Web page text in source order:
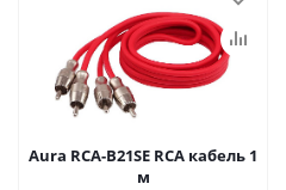
Aura RCA-B21SE RCA кабель 1
м